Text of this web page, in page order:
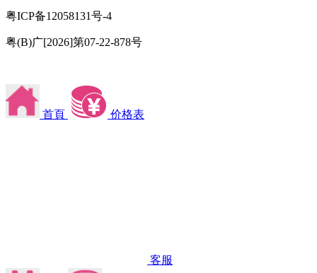
粤ICP备12058131号-4
粤(B)广[2026]第07-22-878号
首頁 价格表
客服